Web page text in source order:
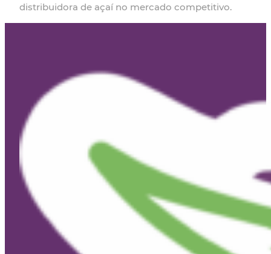
distribuidora de açaí no mercado competitivo.